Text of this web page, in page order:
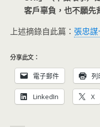
客戶辜負，也不願先
上述摘錄自此篇： 張忠
分享此文：
電子郵件 列
LinkedIn X